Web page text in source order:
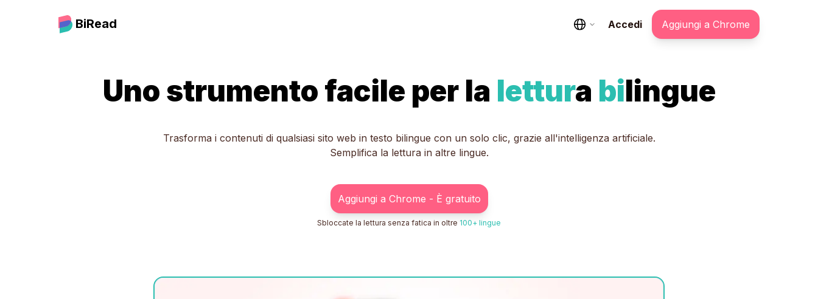
BiRead Accedi Aggiungi a Chrome
Uno strumento facile per la lettura bilingue
Trasforma i contenuti di qualsiasi sito web in testo bilingue con un solo clic, grazie all'intelligenza artificiale.
Semplifica la lettura in altre lingue.
Aggiungi a Chrome - È gratuito
Sbloccate la lettura senza fatica in oltre 100+ lingue